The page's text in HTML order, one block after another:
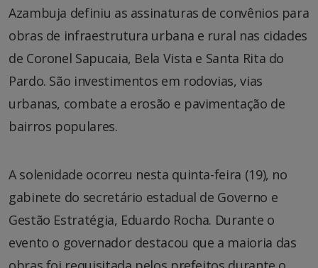
Azambuja definiu as assinaturas de convênios para
obras de infraestrutura urbana e rural nas cidades
de Coronel Sapucaia, Bela Vista e Santa Rita do
Pardo. São investimentos em rodovias, vias
urbanas, combate a erosão e pavimentação de
bairros populares.
A solenidade ocorreu nesta quinta-feira (19), no
gabinete do secretário estadual de Governo e
Gestão Estratégia, Eduardo Rocha. Durante o
evento o governador destacou que a maioria das